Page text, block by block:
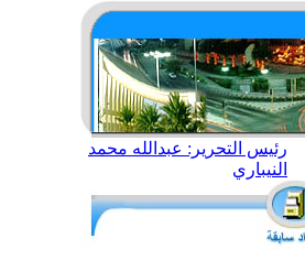
رئيس التحرير: عبدالله محمد
النيباري